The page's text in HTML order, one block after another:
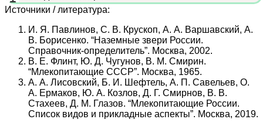
Источники / литература:
И. Я. Павлинов, С. В. Крускоп, А. А. Варшавский, А.
В. Борисенко. “Наземные звери России.
Справочник-определитель”. Москва, 2002.
В. Е. Флинт, Ю. Д. Чугунов, В. М. Смирин.
“Млекопитающие СССР”. Москва, 1965.
А. А. Лисовский, Б. И. Шефтель, А. П. Савельев, О.
А. Ермаков, Ю. А. Козлов, Д. Г. Смирнов, В. В.
Стахеев, Д. М. Глазов. “Млекопитающие России.
Список видов и прикладные аспекты”. Москва, 2019.